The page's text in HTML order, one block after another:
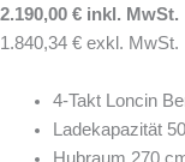
2.190,00 € inkl. MwSt.
1.840,34 € exkl. MwSt.
4-Takt Loncin
Ladekapazität